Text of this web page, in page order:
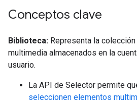
Conceptos clave
Biblioteca: Representa la
multimedia almacenados en la
usuario.
La API de Selector permite
seleccionen elementos